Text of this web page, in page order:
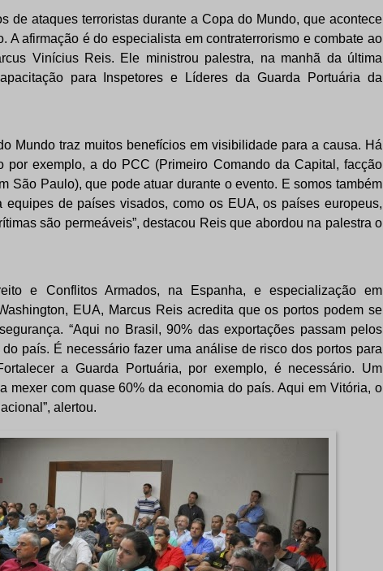
de ataques terroristas durante a Copa do Mundo, que acontece
A afirmação é do especialista em contraterrorismo e combate ao
Vinícius Reis. Ele ministrou palestra, na manhã da última
para Inspetores e Líderes da Guarda Portuária da
Mundo traz muitos benefícios em visibilidade para a causa. Há
por exemplo, a do PCC (Primeiro Comando da Capital, facção
São Paulo), que pode atuar durante o evento. E somos também
de países visados, como os EUA, os países europeus,
são permeáveis”, destacou Reis que abordou na palestra o
e Conflitos Armados, na Espanha, e especialização em
EUA, Marcus Reis acredita que os portos podem se
“Aqui no Brasil, 90% das exportações passam pelos
país. É necessário fazer uma análise de risco dos portos para
a Guarda Portuária, por exemplo, é necessário. Um
mexer com quase 60% da economia do país. Aqui em Vitória, o
alertou.